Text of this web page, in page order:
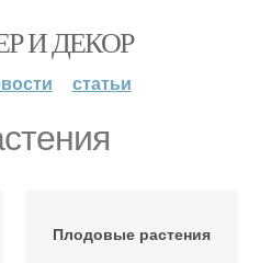
И ДЕКОР
статьи
Плодовые растения